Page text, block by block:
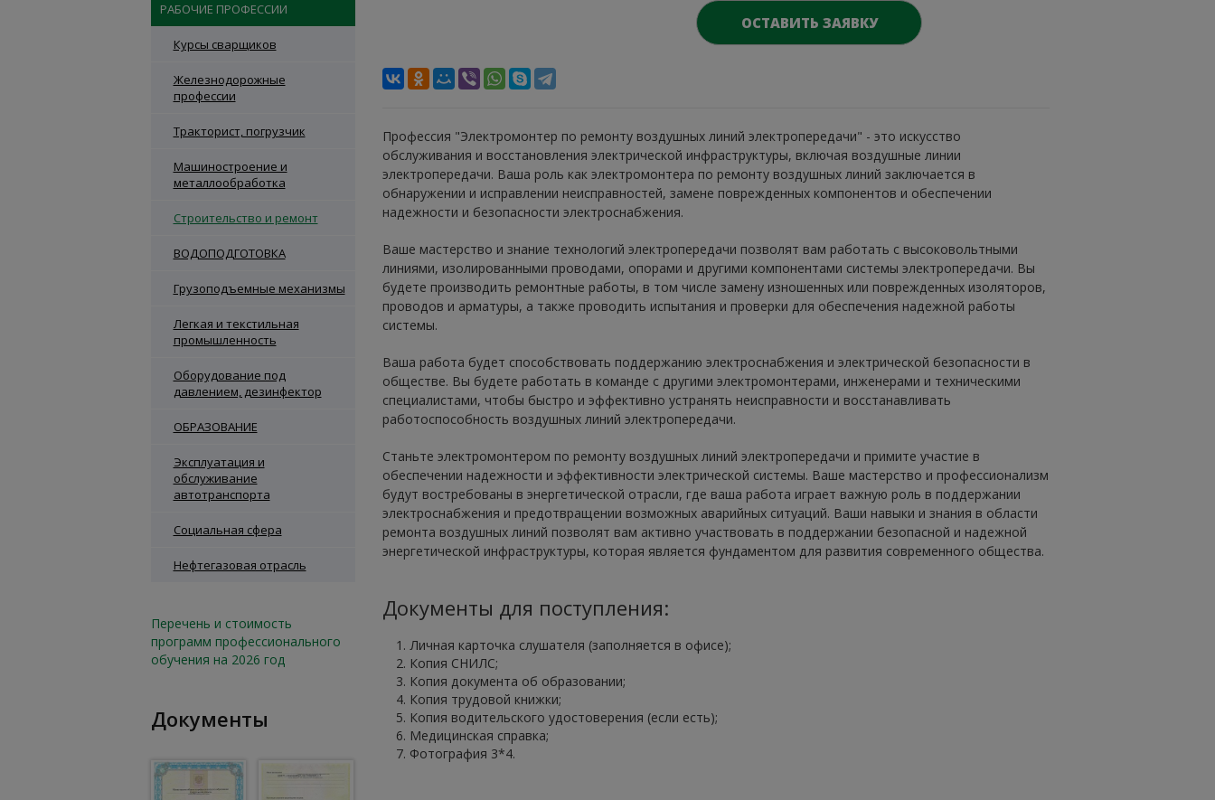
РАБОЧИЕ ПРОФЕССИИ
Курсы сварщиков
Железнодорожные
профессии
Тракторист, погрузчик
Машиностроение и
металлообработка
Строительство и ремонт
ВОДОПОДГОТОВКА
Грузоподъемные механизмы
Легкая и текстильная
промышленность
Оборудование под
давлением, дезинфектор
ОБРАЗОВАНИЕ
Эксплуатация и
обслуживание
автотранспорта
Социальная сфера
Нефтегазовая отрасль
Перечень и стоимость
программ профессионального
обучения на 2026 год
Документы
ОСТАВИТЬ ЗАЯВКУ
Профессия "Электромонтер по ремонту воздушных линий электропередачи" - это искусство
обслуживания и восстановления электрической инфраструктуры, включая воздушные линии
электропередачи. Ваша роль как электромонтера по ремонту воздушных линий заключается в
обнаружении и исправлении неисправностей, замене поврежденных компонентов и обеспечении
надежности и безопасности электроснабжения.
Ваше мастерство и знание технологий электропередачи позволят вам работать с высоковольтными
линиями, изолированными проводами, опорами и другими компонентами системы электропередачи. Вы
будете производить ремонтные работы, в том числе замену изношенных или поврежденных изоляторов,
проводов и арматуры, а также проводить испытания и проверки для обеспечения надежной работы
системы.
Ваша работа будет способствовать поддержанию электроснабжения и электрической безопасности в
обществе. Вы будете работать в команде с другими электромонтерами, инженерами и техническими
специалистами, чтобы быстро и эффективно устранять неисправности и восстанавливать
работоспособность воздушных линий электропередачи.
Станьте электромонтером по ремонту воздушных линий электропередачи и примите участие в
обеспечении надежности и эффективности электрической системы. Ваше мастерство и профессионализм
будут востребованы в энергетической отрасли, где ваша работа играет важную роль в поддержании
электроснабжения и предотвращении возможных аварийных ситуаций. Ваши навыки и знания в области
ремонта воздушных линий позволят вам активно участвовать в поддержании безопасной и надежной
энергетической инфраструктуры, которая является фундаментом для развития современного общества.
Документы для поступления:
Личная карточка слушателя (заполняется в офисе);
Копия СНИЛС;
Копия документа об образовании;
Копия трудовой книжки;
Копия водительского удостоверения (если есть);
Медицинская справка;
Фотография 3*4.